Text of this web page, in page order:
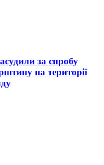
за спробу
на території